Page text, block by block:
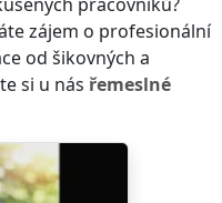
zájem o profesionální
od šikovných a
si u nás řemeslné